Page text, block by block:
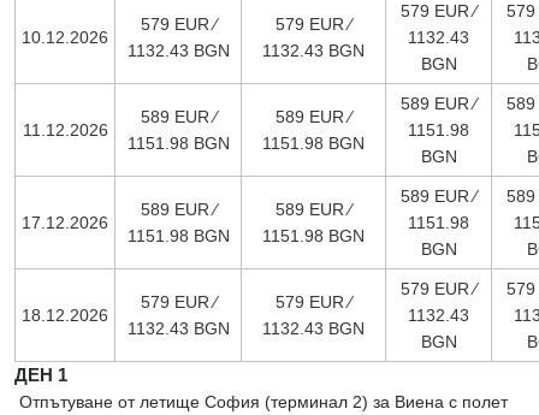
10.12.2026
579 EUR ∕
1132.43 BGN
579 EUR ∕
1132.43 BGN
579 EUR ∕
1132.43
BGN
579
11.12.2026
589 EUR ∕
1151.98 BGN
589 EUR ∕
1151.98 BGN
589 EUR ∕
1151.98
BGN
589
17.12.2026
589 EUR ∕
1151.98 BGN
589 EUR ∕
1151.98 BGN
589 EUR ∕
1151.98
BGN
589
18.12.2026
579 EUR ∕
1132.43 BGN
579 EUR ∕
1132.43 BGN
579 EUR ∕
1132.43
BGN
579
ДЕН 1
Отпътуване от летище София (терминал 2) за Виена с полет